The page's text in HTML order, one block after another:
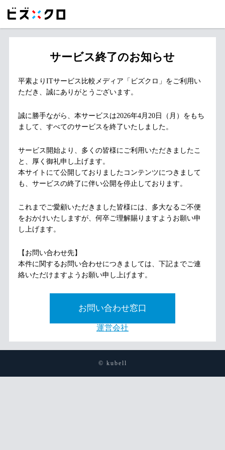
サービス終了のお知らせ
平素よりITサービス比較メディア「ビズクロ」をご利用い
ただき、誠にありがとうございます。
誠に勝手ながら、本サービスは2026年4月20日（月）をもち
まして、すべてのサービスを終了いたしました。
サービス開始より、多くの皆様にご利用いただきましたこ
と、厚く御礼申し上げます。
本サイトにて公開しておりましたコンテンツにつきまして
も、サービスの終了に伴い公開を停止しております。
これまでご愛顧いただきました皆様には、多大なるご不便
をおかけいたしますが、何卒ご理解賜りますようお願い申
し上げます。
【お問い合わせ先】
本件に関するお問い合わせにつきましては、下記までご連
絡いただけますようお願い申し上げます。
お問い合わせ窓口
運営会社
© kubell